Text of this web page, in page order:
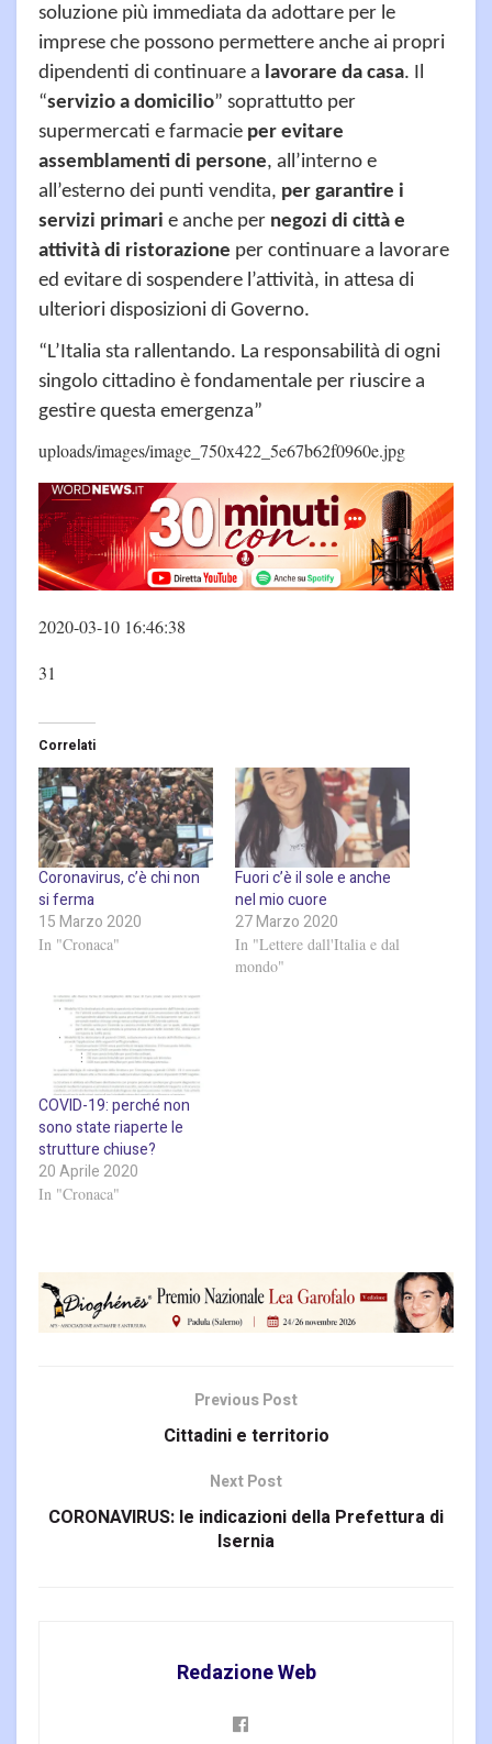
soluzione più immediata da adottare per le
imprese che possono permettere anche ai propri
dipendenti di continuare a lavorare da casa. Il
“servizio a domicilio” soprattutto per
supermercati e farmacie per evitare
assemblamenti di persone, all’interno e
all’esterno dei punti vendita, per garantire i
servizi primari e anche per negozi di città e
attività di ristorazione per continuare a lavorare
ed evitare di sospendere l’attività, in attesa di
ulteriori disposizioni di Governo.
“L’Italia sta rallentando. La responsabilità di ogni
singolo cittadino è fondamentale per riuscire a
gestire questa emergenza”
uploads/images/image_750x422_5e67b62f0960e.jpg
2020-03-10 16:46:38
31
Correlati
Coronavirus, c’è chi non
si ferma
15 Marzo 2020
In "Cronaca"
Fuori c’è il sole e anche
nel mio cuore
27 Marzo 2020
In "Lettere dall'Italia e dal
mondo"
COVID-19: perché non
sono state riaperte le
strutture chiuse?
20 Aprile 2020
In "Cronaca"
Previous Post
Cittadini e territorio
Next Post
CORONAVIRUS: le indicazioni della Prefettura di
Isernia
Redazione Web